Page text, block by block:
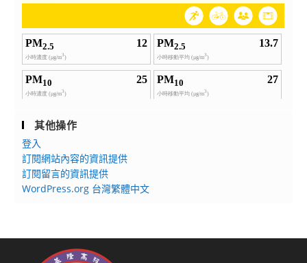
其他操作
登入
訂閱網站內容的資訊提供
訂閱留言的資訊提供
WordPress.org 台灣繁體中文